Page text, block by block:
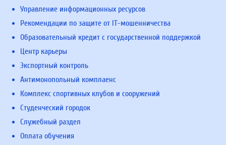
Управление информационных ресурсов
Рекомендации по защите от IT-мошенничества
Образовательный кредит с государственной поддержкой
Центр карьеры
Экспортный контроль
Антимонопольный комплаенс
Комплекс спортивных клубов и сооружений
Студенческий городок
Служебный раздел
Оплата обучения